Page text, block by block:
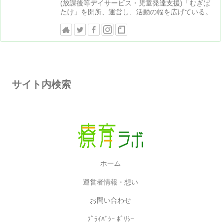
(放課後等デイサービス・児童発達支援)「むぎば
たけ」を開所、運営し、活動の幅を広げている。
サイト内検索
ホーム
運営者情報・想い
お問い合わせ
ﾌﾟﾗｲﾊﾞｼｰ ﾎﾟﾘｼｰ